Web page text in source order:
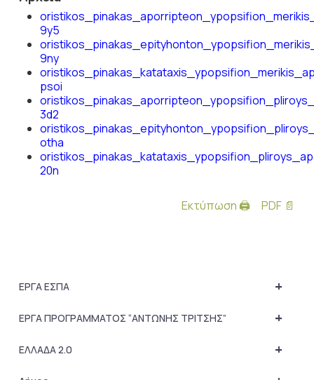
9y5
9ny
psoi
3d2
otha
20n
Εκτύπωση 🖨 PDF 📄
+
ΕΡΓΑ ΕΣΠΑ
+
ΕΡΓΑ ΠΡΟΓΡΑΜΜΑΤΟΣ “ΑΝΤΩΝΗΣ ΤΡΙΤΣΗΣ”
+
ΕΛΛΑΔΑ 2.0